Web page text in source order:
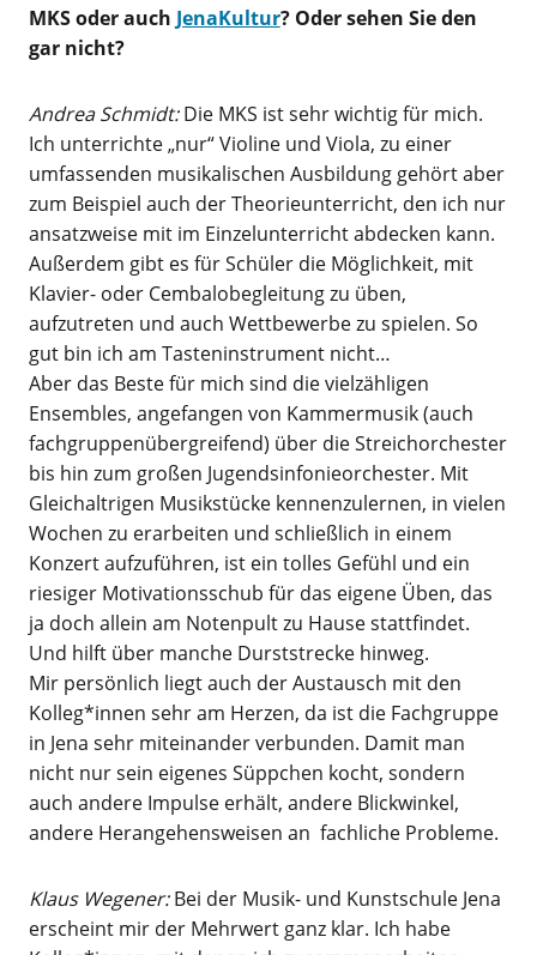
MKS oder auch JenaKultur? Oder sehen Sie den
gar nicht?
Andrea Schmidt:Die MKS ist sehr wichtig für mich.
Ich unterrichte „nur“ Violine und Viola, zu einer
umfassenden musikalischen Ausbildung gehört aber
zum Beispiel auch der Theorieunterricht, den ich nur
ansatzweise mit im Einzelunterricht abdecken kann.
Außerdem gibt es für Schüler die Möglichkeit, mit
Klavier- oder Cembalobegleitung zu üben,
aufzutreten und auch Wettbewerbe zu spielen. So
gut bin ich am Tasteninstrument nicht…
Aber das Beste für mich sind die vielzähligen
Ensembles, angefangen von Kammermusik (auch
fachgruppenübergreifend) über die Streichorchester
bis hin zum großen Jugendsinfonieorchester. Mit
Gleichaltrigen Musikstücke kennenzulernen, in vielen
Wochen zu erarbeiten und schließlich in einem
Konzert aufzuführen, ist ein tolles Gefühl und ein
riesiger Motivationsschub für das eigene Üben, das
ja doch allein am Notenpult zu Hause stattfindet.
Und hilft über manche Durststrecke hinweg.
Mir persönlich liegt auch der Austausch mit den
Kolleg*innen sehr am Herzen, da ist die Fachgruppe
in Jena sehr miteinander verbunden. Damit man
nicht nur sein eigenes Süppchen kocht, sondern
auch andere Impulse erhält, andere Blickwinkel,
andere Herangehensweisen an fachliche Probleme.
Klaus Wegener:Bei der Musik- und Kunstschule Jena
erscheint mir der Mehrwert ganz klar. Ich habe